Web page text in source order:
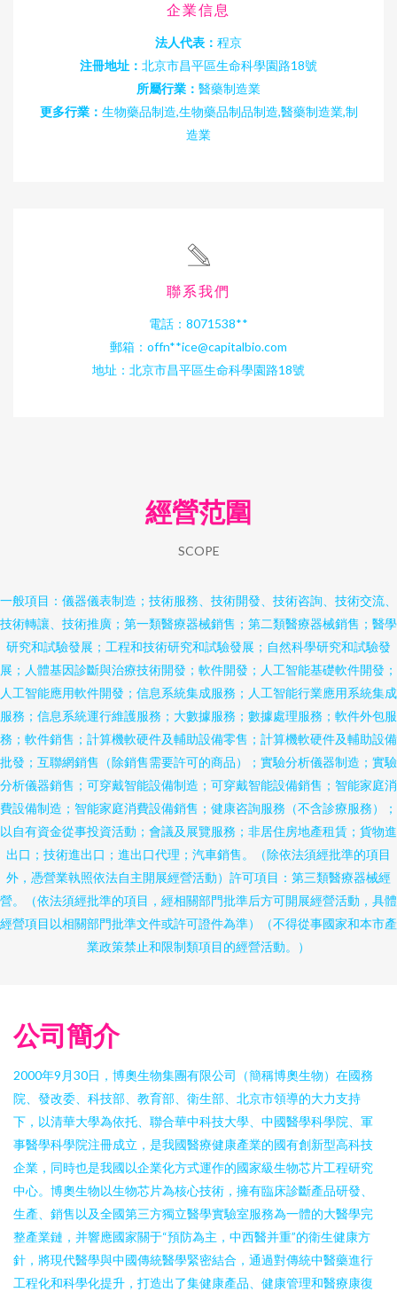
企業信息
法人代表： 程京
注冊地址： 北京市昌平區生命科學園路18號
所屬行業： 醫藥制造業
更多行業： 生物藥品制造,生物藥品制品制造,醫藥制造業,制
造業
聯系我們
電話：8071538**
郵箱：offn**ice@capitalbio.com
地址：北京市昌平區生命科學園路18號
經營范圍
SCOPE
一般項目：儀器儀表制造；技術服務、技術開發、技術咨詢、技術交流、
技術轉讓、技術推廣；第一類醫療器械銷售；第二類醫療器械銷售；醫學
研究和試驗發展；工程和技術研究和試驗發展；自然科學研究和試驗發
展；人體基因診斷與治療技術開發；軟件開發；人工智能基礎軟件開發；
人工智能應用軟件開發；信息系統集成服務；人工智能行業應用系統集成
服務；信息系統運行維護服務；大數據服務；數據處理服務；軟件外包服
務；軟件銷售；計算機軟硬件及輔助設備零售；計算機軟硬件及輔助設備
批發；互聯網銷售（除銷售需要許可的商品）；實驗分析儀器制造；實驗
分析儀器銷售；可穿戴智能設備制造；可穿戴智能設備銷售；智能家庭消
費設備制造；智能家庭消費設備銷售；健康咨詢服務（不含診療服務）；
以自有資金從事投資活動；會議及展覽服務；非居住房地產租賃；貨物進
出口；技術進出口；進出口代理；汽車銷售。（除依法須經批準的項目
外，憑營業執照依法自主開展經營活動）許可項目：第三類醫療器械經
營。（依法須經批準的項目，經相關部門批準后方可開展經營活動，具體
經營項目以相關部門批準文件或許可證件為準）（不得從事國家和本市產
業政策禁止和限制類項目的經營活動。）
公司簡介
2000年9月30日，博奧生物集團有限公司（簡稱博奧生物）在國務
院、發改委、科技部、教育部、衛生部、北京市領導的大力支持
下，以清華大學為依托、聯合華中科技大學、中國醫學科學院、軍
事醫學科學院注冊成立，是我國醫療健康產業的國有創新型高科技
企業，同時也是我國以企業化方式運作的國家級生物芯片工程研究
中心。博奧生物以生物芯片為核心技術，擁有臨床診斷產品研發、
生產、銷售以及全國第三方獨立醫學實驗室服務為一體的大醫學完
整產業鏈，并響應國家關于“預防為主，中西醫并重”的衛生健康方
針，將現代醫學與中國傳統醫學緊密結合，通過對傳統中醫藥進行
工程化和科學化提升，打造出了集健康產品、健康管理和醫療康復